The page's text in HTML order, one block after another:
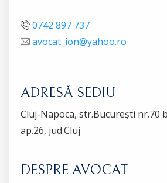
0742 897 737
avocat_ion@yahoo.ro
ADRESĂ SEDIU
Cluj-Napoca, str.București nr.70
ap.26, jud.Cluj
DESPRE AVOCAT